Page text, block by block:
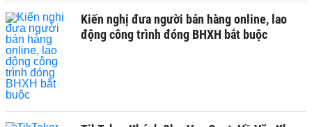
Kiến nghị đưa người bán hàng online, lao
động công trình đóng BHXH bắt buộc